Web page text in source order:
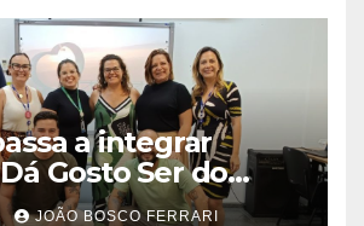
a integrar
Gosto Ser do
ASN São Paulo
JOÃO BOSCO FERRARI